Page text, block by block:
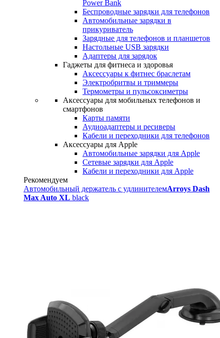
Power Bank
Беспроводные зарядки для телефонов
Автомобильные зарядки в
прикуриватель
Зарядные для телефонов и планшетов
Настольные USB зарядки
Адаптеры для зарядок
Гаджеты для фитнеса и здоровья
Аксессуары к фитнес браслетам
Электробритвы и триммеры
Термометры и пульсоксиметры
Аксессуары для мобильных телефонов и
смартфонов
Карты памяти
Аудиоадаптеры и ресиверы
Кабели и переходники для телефонов
Аксессуары для Apple
Автомобильные зарядки для Apple
Сетевые зарядки для Apple
Кабели и переходники для Apple
Рекомендуем
Автомобильный держатель с удлинителемArroys Dash
Max Auto XL black